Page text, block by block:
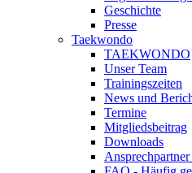
Geschichte
Presse
Taekwondo
TAEKWONDO
Unser Team
Trainingszeiten
News und
Termine
Mitgliedsbeitrag
Downloads